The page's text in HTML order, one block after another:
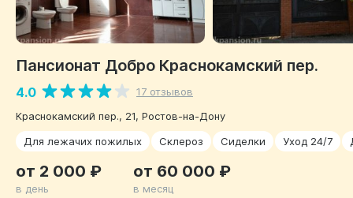
Пансионат Добро Краснокамский пер.
4.0
17 отзывов
Краснокамский пер., 21, Ростов-на-Дону
Для лежачих пожилых
Склероз Сиделки Уход 24/7
от 2 000 ₽
в день
от 60 000 ₽
в месяц